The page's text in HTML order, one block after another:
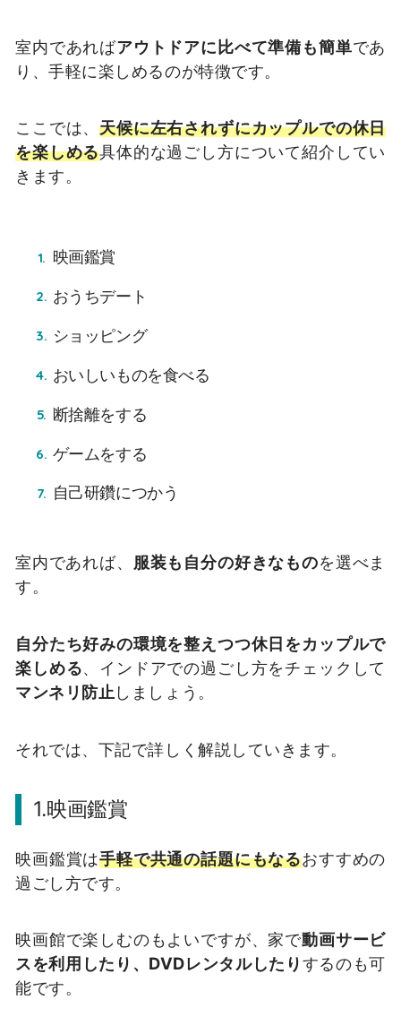
室内であればアウトドアに比べて準備も簡単であ
り、手軽に楽しめるのが特徴です。
ここでは、天候に左右されずにカップルでの休日
を楽しめる具体的な過ごし方について紹介してい
きます。
映画鑑賞
おうちデート
ショッピング
おいしいものを食べる
断捨離をする
ゲームをする
自己研鑽につかう
室内であれば、 服装も自分の好きなものを選べま
す。
自分たち好みの環境を整えつつ休日をカップルで
楽しめる、インドアでの過ごし方をチェックして
マンネリ防止 しましょう。
それでは、下記で詳しく解説していきます。
1.映画鑑賞
映画鑑賞は手軽で共通の話題にもなるおすすめの
過ごし方です。
映画館で楽しむのもよいですが、家で動画サービ
スを利用したり、DVDレンタルしたりするのも可
能です。